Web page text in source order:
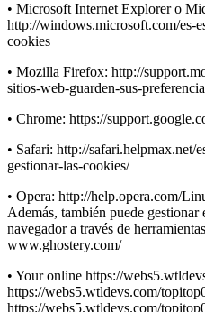
• Microsoft Internet Explorer o
http://windows.microsoft.com/
cookies
• Mozilla Firefox: http://
sitios-web-guarden-sus-preferencia
• Chrome: https://
• Safari: http://safari.helpmax.net/
gestionar-las-cookies/
• Opera: http://help.opera.com/
Además, también puede gestionar
navegador a través de
www.ghostery.com/
• Your online https://
https://webs5.wtldevs.com/
https://webs5.wtldevs.com/